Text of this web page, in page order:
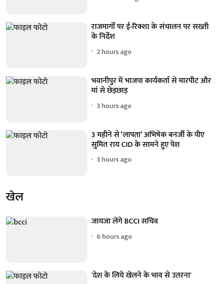
राजमार्गों पर ई-रिक्शा के संचालन पर सख्ती
के निर्देश
2 hours ago
भवानीपुर में भाजपा कार्यकर्ता से मारपीट और
मां से छेड़छाड़
3 hours ago
3 महीने से ‘लापता’ अभिषेक बनर्जी के पीए
सुमित राय CID के सामने हुए पेश
3 hours ago
खेल
जायजा लेंगे BCCI सचिव
6 hours ago
'देश के लिये खेलने के भाव से उतरना'